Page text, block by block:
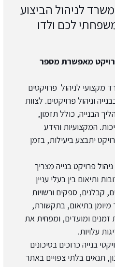
לניהול הביצוע
לכם ולדו
מאפשרת מספר
מקצועי לניהול פרויקטים
וניהול פרויקטים. לצוות
הבנייה, כולל תזמון,
המקצועיות והידע
יתבצע ביעילות, בזמן
ניהול פרויקט בנייה מצריך
ותיאום בין בעלי עניין
קבלנים, ספקים ורשויות
מיומן בתיאום, בתקשורת,
זמנים ומועדים, ומפחית את
עלויות.
בנייה כרוכים בסיכונים
תנאים בלתי צפויים באתר